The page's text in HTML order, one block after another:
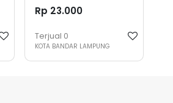
Rp 23.000
Terjual 0
KOTA BANDAR LAMPUNG